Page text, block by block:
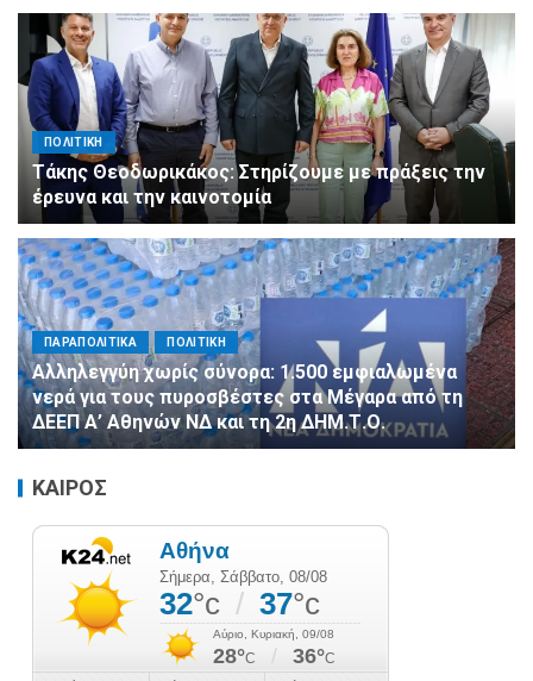
ΠΟΛΙΤΙΚΗ
Τάκης Θεοδωρικάκος: Στηρίζουμε με πράξεις την
έρευνα και την καινοτομία
ΠΑΡΑΠΟΛΙΤΙΚΑ ΠΟΛΙΤΙΚΗ
Αλληλεγγύη χωρίς σύνορα: 1.500 εμφιαλωμένα
νερά για τους πυροσβέστες στα Μέγαρα από τη
ΔΕΕΠ Α’ Αθηνών ΝΔ και τη 2η ΔΗΜ.Τ.Ο.
ΚΑΙΡΟΣ